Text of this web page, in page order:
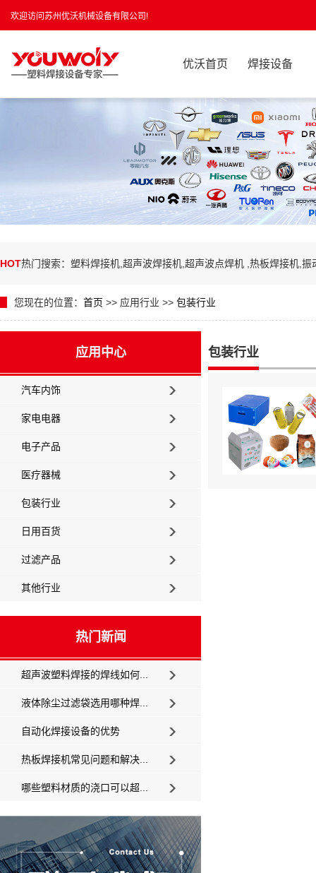
欢迎访问苏州优沃机械设备有限公司!
优沃首页 焊接设备
HOT热门搜索：塑料焊接机,超声波焊接机,超声波点焊机 ,热板焊接机,振
您现在的位置： 首页 >> 应用行业 >> 包装行业
应用中心
汽车内饰
家电电器
电子产品
医疗器械
包装行业
日用百货
过滤产品
其他行业
热门新闻
超声波塑料焊接的焊线如何...
液体除尘过滤袋选用哪种焊...
自动化焊接设备的优势
热板焊接机常见问题和解决...
哪些塑料材质的浇口可以超...
包装行业